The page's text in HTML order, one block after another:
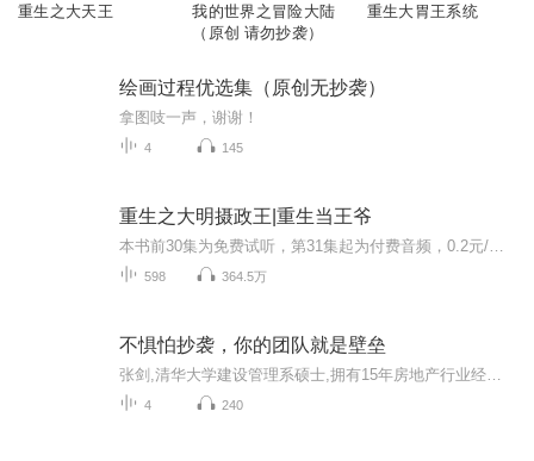
重生之大天王
我的世界之冒险大陆
（原创 请勿抄袭）
重生大胃王系统
绘画过程优选集（原创无抄袭）
拿图吱一声，谢谢！
4 145
重生之大明摄政王|重生当王爷
598 364.5万
不惧怕抄袭，你的团队就是壁垒
4 240